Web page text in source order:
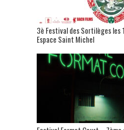
3è Festival des Sortilèges les
Espace Saint Michel